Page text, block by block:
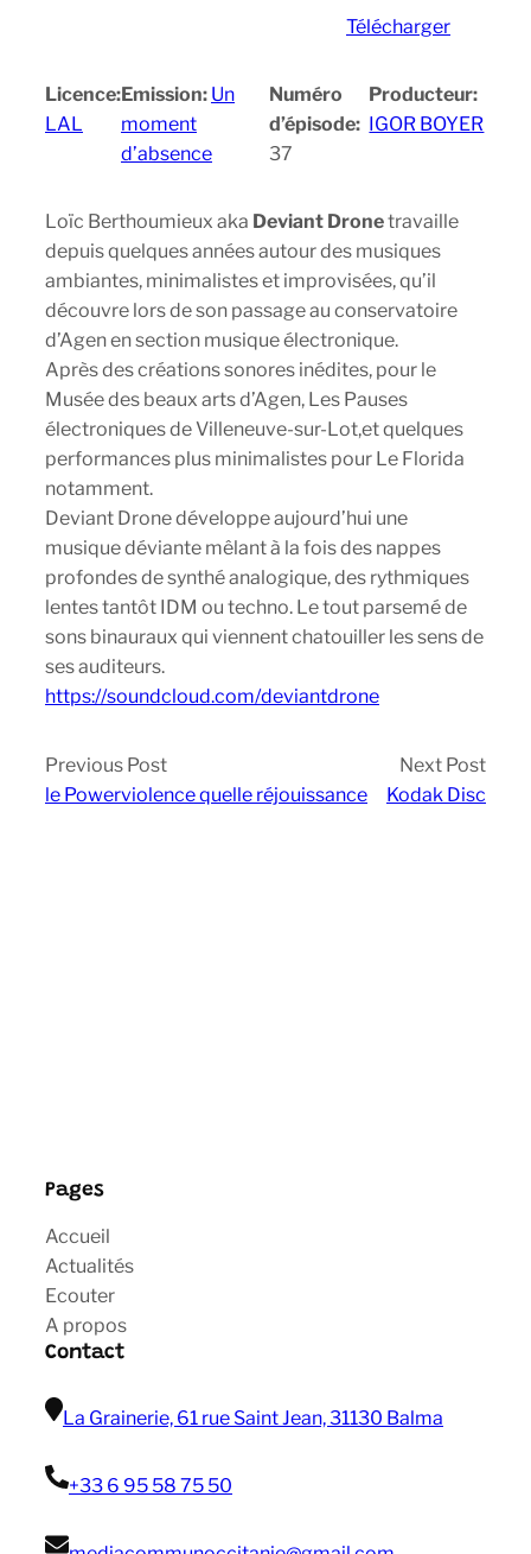
Télécharger
Licence:
LAL
Emission: Un
moment
d’absence
Numéro
d’épisode:
37
Producteur:
IGOR BOYER
Loïc Berthoumieux aka Deviant Dronetravaille
depuis quelques années autour des musiques
ambiantes, minimalistes et improvisées, qu’il
découvre lors de son passage au conservatoire
d’Agen en section musique électronique.
Après des créations sonores inédites, pour le
Musée des beaux arts d’Agen, Les Pauses
électroniques de Villeneuve-sur-Lot,et quelques
performances plus minimalistes pour Le Florida
notamment.
Deviant Drone développe aujourd’hui une
musique déviante mêlant à la fois des nappes
profondes de synthé analogique, des rythmiques
lentes tantôt IDM ou techno. Le tout parsemé de
sons binauraux qui viennent chatouiller les sens de
ses auditeurs.
https://soundcloud.com/deviantdrone
Previous Post
le Powerviolence quelle réjouissance
Next Post
Kodak Disc
Pages
Accueil
Actualités
Ecouter
A propos
Contact
La Grainerie, 61 rue Saint Jean, 31130 Balma
+33 6 95 58 75 50